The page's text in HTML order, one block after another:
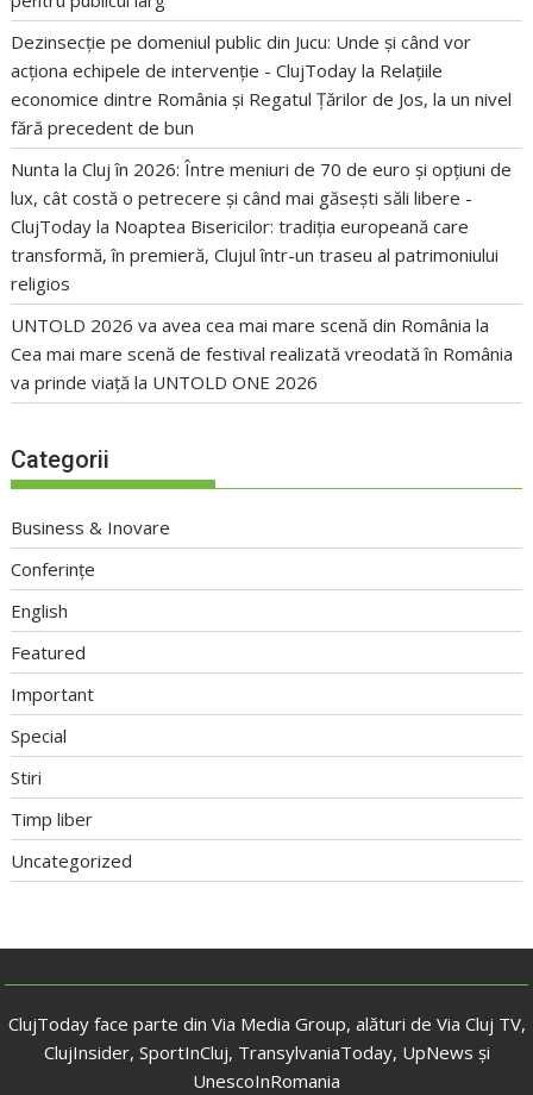
Dezinsecție pe domeniul public din Jucu: Unde și când vor
acționa echipele de intervenție - ClujToday la Relațiile
economice dintre România și Regatul Țărilor de Jos, la un nivel
fără precedent de bun
Nunta la Cluj în 2026: Între meniuri de 70 de euro și opțiuni de
lux, cât costă o petrecere și când mai găsești săli libere -
ClujToday la Noaptea Bisericilor: tradiția europeană care
transformă, în premieră, Clujul într-un traseu al patrimoniului
religios
UNTOLD 2026 va avea cea mai mare scenă din România la
Cea mai mare scenă de festival realizată vreodată în România
va prinde viață la UNTOLD ONE 2026
Categorii
Business & Inovare
Conferințe
English
Featured
Important
Special
Stiri
Timp liber
Uncategorized
ClujToday face parte din Via Media Group, alături de Via Cluj TV,
ClujInsider, SportInCluj, TransylvaniaToday, UpNews și
UnescoInRomania